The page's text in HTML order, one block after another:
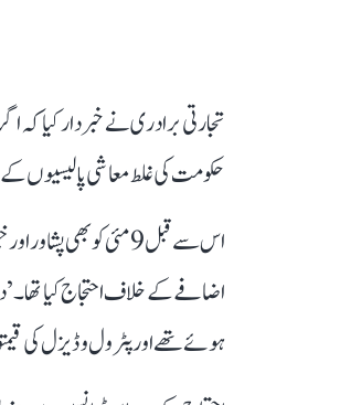
تجارتی برادری نے خبردار کیا کہ
حکومت کی غلط معاشی پالیسیوں
اس سے قبل 9 مئی کو
اضافے کے خلاف احتجاج کیا تھا۔
ہوئے تھے اور پٹرول و ڈیزل کی